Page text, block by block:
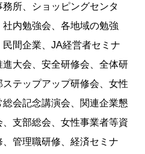
所、ショッピングセンタ
内勉強会、各地域の勉強
間企業、JA経営者セミナ
大会、安全研修会、全体研
テップアップ研修会、女性
会記念講演会、関連企業懇
支部総会、女性事業者等資
管理職研修、経済セミナ